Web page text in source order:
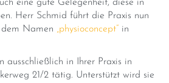
eine gute Gelegenheit, diese in
Herr Schmid führt die Praxis nun
dem Namen „physioconcept“ in
ausschließlich in Ihrer Praxis in
21/2 tätig. Unterstützt wird sie